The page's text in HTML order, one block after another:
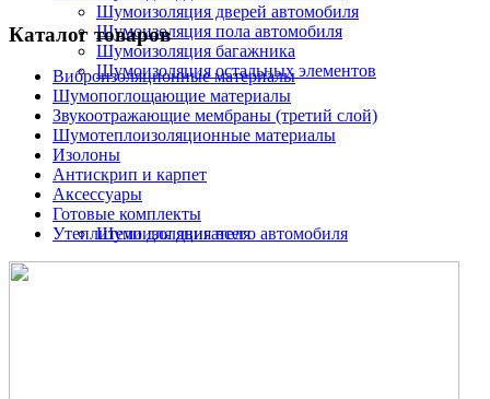
Шумоизоляция дверей автомобиля
Шумоизоляция пола автомобиля
Шумоизоляция багажника
Шумоизоляция остальных элементов
Каталог товаров
Виброизоляционные материалы
Шумопоглощающие материалы
Звукоотражающие мембраны (третий слой)
Шумотеплоизоляционные материалы
Изолоны
Антискрип и карпет
Аксессуары
Готовые комплекты
Шумоизоляция всего автомобиля
Утеплители для двигателя